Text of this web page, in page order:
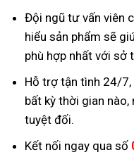
Đội ngũ tư vấn viên
hiểu sản phẩm sẽ
phù hợp nhất với sở
Hỗ trợ tận tình 24/7,
bất kỳ thời gian
tuyệt đối.
Kết nối ngay qua số